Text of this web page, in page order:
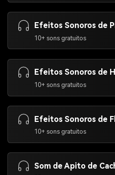
Efeitos Sonoros de
10+ sons gratuitos
Efeitos Sonoros de
10+ sons gratuitos
Efeitos Sonoros de
10+ sons gratuitos
Som de Apito de